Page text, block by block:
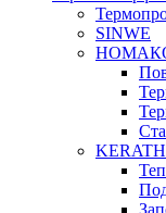
SINWE